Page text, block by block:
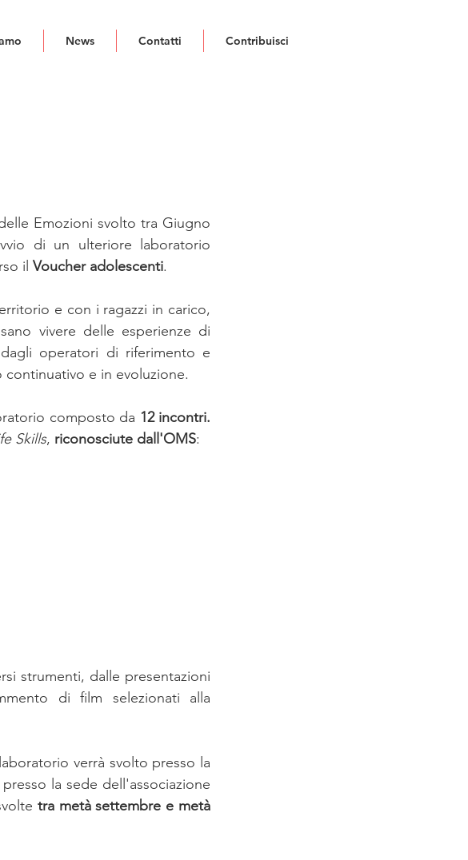
News Contatti Contribuisci
Emozioni svolto tra Giugno
di un ulteriore laboratorio
il Voucher adolescenti.
e con i ragazzi in carico,
vivere delle esperienze di
operatori di riferimento e
e in evoluzione.
composto da 12 incontri.
Skills, riconosciute dall'OMS:
strumenti, dalle presentazioni
di film selezionati alla
verrà svolto presso la
la sede dell'associazione
tra metà settembre e metà